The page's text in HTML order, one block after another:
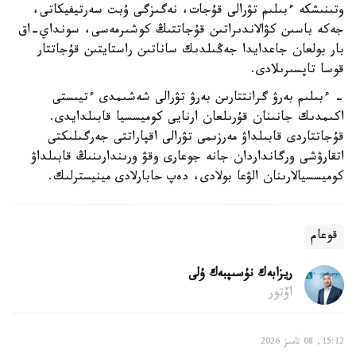
وتىنىشكە ءبىلىم تۋرالى قۇجات، نەگىزگى ۇبت سەرتيفيكاتى،
جەكە باسىن كۋالاندىراتىن قۇجاتتىڭ كوشىرمەسى، سونداي-اق
بار بولعان جاعدايدا جەڭىلدىك ساناتىن راستايتىن قۇجاتتار
قوسا تاپسىرىلادى.
- ءبىلىم بەرۋ گرانتتارىن بەرۋ تۋرالى شەشىمدى ءتيىستى
اكىمدىك جانىنان قۇرىلعان ارنايى كوميسسيا قابىلدايدى.
قۇجاتتاردى قابىلداۋ مەرزىمى تۋرالى اقپاراتتى جەرگىلىكتى
اتقارۋشى ورگانداردان جانە جوعارى وقۋ ورىندارىنىڭ قابىلداۋ
كوميسسيالارىنان الۋعا بولادى، دەپ حابارلادى مينيسترلىك.
قوعام
ريزابەك نۇسىپبەك ۇلى
اۆتور
15:12, 08 تامىز 2026